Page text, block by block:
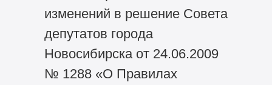
изменений в решение Совета
депутатов города
Новосибирска от 24.06.2009
№ 1288 «О Правилах